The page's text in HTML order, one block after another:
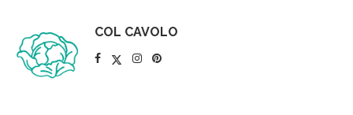
COL CAVOLO